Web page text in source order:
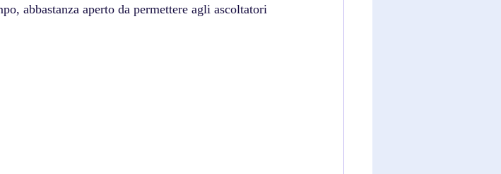
abbastanza aperto da permettere agli ascoltatori